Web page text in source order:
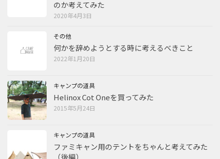
のか考えてみた
2020年4月3日
その他
何かを辞めようとする時に考えるべきこと
2022年1月20日
キャンプの道具
Helinox Cot Oneを買ってみた
2015年5月24日
キャンプの道具
ファミキャン用のテントをちゃんと考えてみた
（後編）